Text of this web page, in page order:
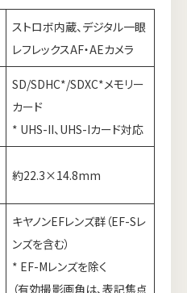
ストロボ内蔵、デジタル一眼
レフレックスAF・AEカメラ
SD/SDHC*/SDXC*メモリー
カード
* UHS-II、UHS-Iカード対応
約22.3×14.8mm
キヤノンEFレンズ群（EF-Sレ
ンズを含む）
* EF-Mレンズを除く
（有効撮影画角は、表記焦点